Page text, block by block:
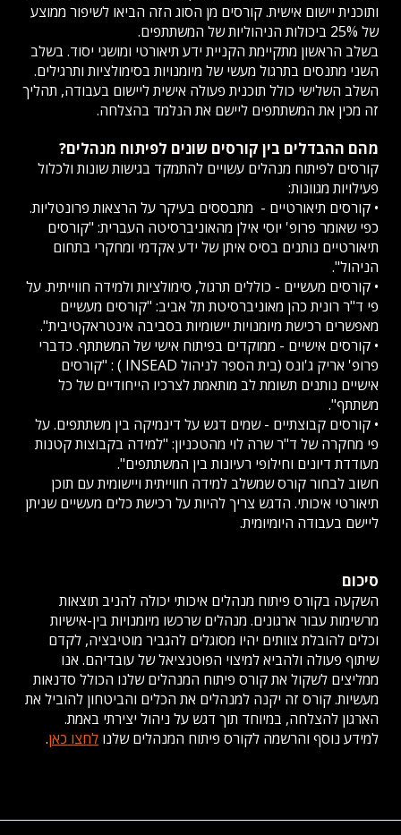
ותוכנית יישום אישית. קורסים מן הסוג הזה הביאו לשיפור ממוצע
של 25% ביכולות הניהוליות של המשתתפים.
בשלב הראשון מתקיימת הקניית ידע תיאורטי ומושגי יסוד. בשלב
השני מתנסים בתרגול מעשי של מיומנויות בסימולציות ותרגילים.
השלב השלישי כולל תוכנית פעולה אישית ליישום בעבודה, תהליך
זה מכין את המשתתפים ליישם את הנלמד בהצלחה.
מהם ההבדלים בין קורסים שונים לפיתוח מנהלים?
קורסים לפיתוח מנהלים עשויים להתמקד בגישות שונות ולכלול
פעילויות מגוונות:
• קורסים תיאורטיים - מתבססים בעיקר על הרצאות פרונטליות.
כפי שאומר פרופ' יוסי אילן מהאוניברסיטה העברית: "קורסים
תיאורטיים נותנים בסיס איתן של ידע אקדמי ומחקרי בתחום
הניהול".
• קורסים מעשיים - כוללים תרגול, סימולציות ולמידה חווייתית. על
פי ד"ר רונית כהן מאוניברסיטת תל אביב: "קורסים מעשיים
מאפשרים רכישת מיומנויות יישומיות בסביבה אינטראקטיבית".
• קורסים אישיים - ממוקדים בפיתוח אישי של המשתתף. כדברי
פרופ' אריק ג'ונס (בית הספר לניהול INSEAD ) : "קורסים
אישיים נותנים תשומת לב מותאמת לצרכיו הייחודיים של כל
משתתף".
• קורסים קבוצתיים - שמים דגש על דינמיקה בין משתתפים. על
פי מחקרה של ד"ר שרה לוי מהטכניון: "למידה בקבוצות קטנות
מעודדת דיונים וחילופי רעיונות בין המשתתפים".
חשוב לבחור קורס שמשלב למידה חווייתית ויישומית עם תוכן
תיאורטי איכותי. הדגש צריך להיות על רכישת כלים מעשיים שניתן
ליישם בעבודה היומיומית.
סיכום
השקעה בקורס פיתוח מנהלים איכותי יכולה להניב תוצאות
מרשימות עבור ארגונים. מנהלים שרכשו מיומנויות בין-אישיות
וכלים להובלת צוותים יהיו מסוגלים להגביר מוטיבציה, לקדם
שיתוף פעולה ולהביא למיצוי הפוטנציאל של עובדיהם. אנו
ממליצים לשקול את קורס פיתוח המנהלים שלנו הכולל סדנאות
מעשיות. קורס זה יקנה למנהלים את הכלים והביטחון להוביל את
הארגון להצלחה, במיוחד תוך דגש על ניהול יצירתי באמת.
למידע נוסף והרשמה לקורס פיתוח המנהלים שלנו לחצו כאן.